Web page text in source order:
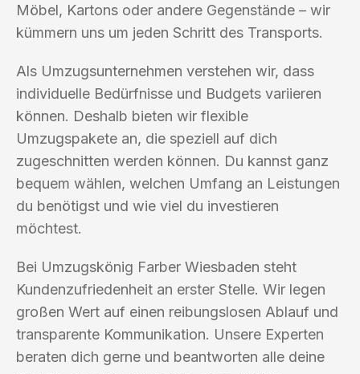
Möbel, Kartons oder andere Gegenstände – wir
kümmern uns um jeden Schritt des Transports.
Als Umzugsunternehmen verstehen wir, dass
individuelle Bedürfnisse und Budgets variieren
können. Deshalb bieten wir flexible
Umzugspakete an, die speziell auf dich
zugeschnitten werden können. Du kannst ganz
bequem wählen, welchen Umfang an Leistungen
du benötigst und wie viel du investieren
möchtest.
Bei Umzugskönig Farber Wiesbaden steht
Kundenzufriedenheit an erster Stelle. Wir legen
großen Wert auf einen reibungslosen Ablauf und
transparente Kommunikation. Unsere Experten
beraten dich gerne und beantworten alle deine